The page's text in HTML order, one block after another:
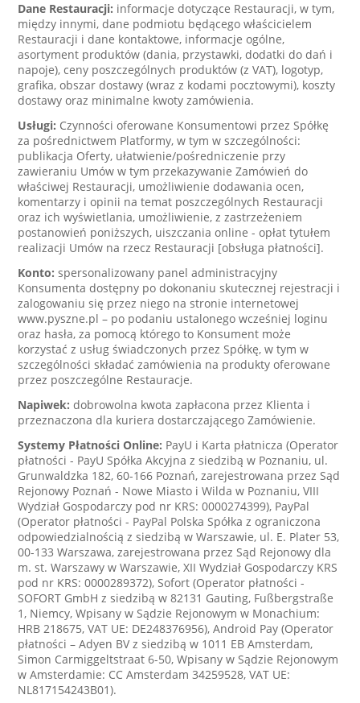
Dane Restauracji: informacje dotyczące Restauracji, w tym,
między innymi, dane podmiotu będącego właścicielem
Restauracji i dane kontaktowe, informacje ogólne,
asortyment produktów (dania, przystawki, dodatki do dań i
napoje), ceny poszczególnych produktów (z VAT), logotyp,
grafika, obszar dostawy (wraz z kodami pocztowymi), koszty
dostawy oraz minimalne kwoty zamówienia.
Usługi: Czynności oferowane Konsumentowi przez Spółkę
za pośrednictwem Platformy, w tym w szczególności:
publikacja Oferty, ułatwienie/pośredniczenie przy
zawieraniu Umów w tym przekazywanie Zamówień do
właściwej Restauracji, umożliwienie dodawania ocen,
komentarzy i opinii na temat poszczególnych Restauracji
oraz ich wyświetlania, umożliwienie, z zastrzeżeniem
postanowień poniższych, uiszczania online - opłat tytułem
realizacji Umów na rzecz Restauracji [obsługa płatności].
Konto:spersonalizowany panel administracyjny
Konsumenta dostępny po dokonaniu skutecznej rejestracji i
zalogowaniu się przez niego na stronie internetowej
www.pyszne.pl – po podaniu ustalonego wcześniej loginu
oraz hasła, za pomocą którego to Konsument może
korzystać z usług świadczonych przez Spółkę, w tym w
szczególności składać zamówienia na produkty oferowane
przez poszczególne Restauracje.
Napiwek:dobrowolna kwota zapłacona przez Klienta i
przeznaczona dla kuriera dostarczającego Zamówienie.
Systemy Płatności Online: PayU i Karta płatnicza (Operator
płatności - PayU Spółka Akcyjna z siedzibą w Poznaniu, ul.
Grunwaldzka 182, 60-166 Poznań, zarejestrowana przez Sąd
Rejonowy Poznań - Nowe Miasto i Wilda w Poznaniu, VIII
Wydział Gospodarczy pod nr KRS: 0000274399), PayPal
(Operator płatności - PayPal Polska Spółka z ograniczona
odpowiedzialnością z siedzibą w Warszawie, ul. E. Plater 53,
00-133 Warszawa, zarejestrowana przez Sąd Rejonowy dla
m. st. Warszawy w Warszawie, XII Wydział Gospodarczy KRS
pod nr KRS: 0000289372), Sofort (Operator płatności -
SOFORT GmbH z siedzibą w 82131 Gauting, Fußbergstraße
1, Niemcy, Wpisany w Sądzie Rejonowym w Monachium:
HRB 218675, VAT UE: DE248376956), Android Pay (Operator
płatności – Adyen BV z siedzibą w 1011 EB Amsterdam,
Simon Carmiggeltstraat 6-50, Wpisany w Sądzie Rejonowym
w Amsterdamie: CC Amsterdam 34259528, VAT UE:
NL817154243B01).